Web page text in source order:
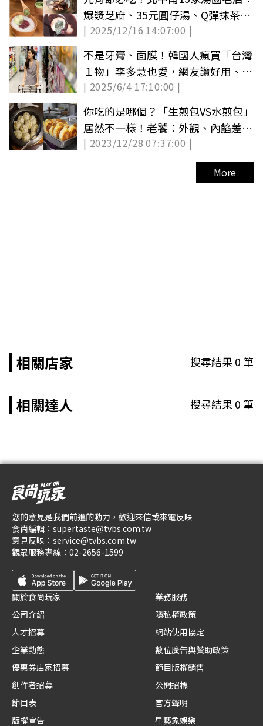
爆漿芝麻、35元圓仔湯、Q彈抹茶白
玉
| 2025/12/16 14:07:00 |
不是牙膏、面膜！韓國人瘋買「台灣
１物」李多慧也愛，網友讚好用、便
宜３倍
| 2025/6/4 17:10:00 |
你吃的是哪個？「生煎包VS水煎包」
居然不一樣！老饕：外觀、內餡差很
大
| 2023/12/28 07:37:00 |
More
相關店家 搜尋結果0筆
相關達人 搜尋結果0筆
您的意見是我們前進的動力，歡迎來信或來電反映
食尚編輯： supertaste@tvbs.com.tw
意見反映： service@tvbs.com.tw
觀眾服務專線： 02-2656-1599
關於食尚玩家
公司介紹
人才招募
企業動態
優惠券店家招募
創作者招募
節目表
版權宣告
業務服務
隱私權政策
網站使用協定
數位廣告與贊助政策
節目版權銷售
公開招標
官方聲明
星藝象娛樂